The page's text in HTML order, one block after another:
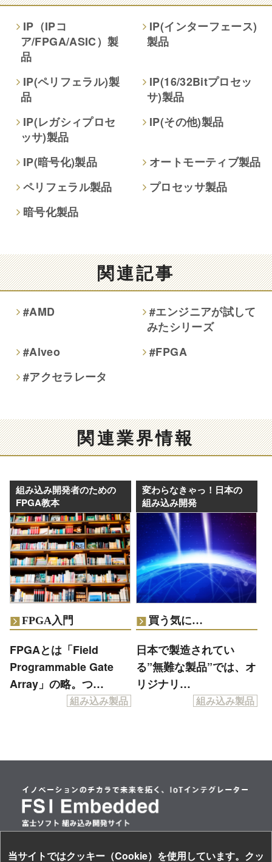
項目によってはお問い合わせ等に
ご回答できない場合がございます。
なし
IP（IPコ
ア/FPGA/ASIC）製
品
IP(インターフェース)
製品
IP(ペリフェラル)製
品
IP(16/32Bitプロセッ
サ)製品
IP(レガシィプロセ
ッサ)製品
IP(その他)製品
IP(暗号化)製品
オートモーティブ製品
ペリフェラル製品
プロセッサ製品
暗号化製品
関連記事
#AMD
#エンジニアが試して
みたシリーズ
#Alveo
#FPGA
#アクセラレータ
関連業界情報
組み込み開発者のための
FPGA教本
FPGA入門
FPGAとは「Field
Programmable Gate
Array」の略。つ…
組み込み製品
変わらなきゃっ！日本の
組み込み開発
買う気に…
日本で製造されてい
る”無難な製品”では、オ
リジナリ…
組み込み製品
情報セキュリティ基本方針
当サイトではクッキー（Cookie）を使用しています。クッ